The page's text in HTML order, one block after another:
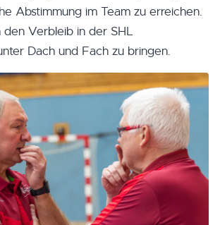
Abstimmung im Team zu erreichen.
den Verbleib in der SHL
Dach und Fach zu bringen.